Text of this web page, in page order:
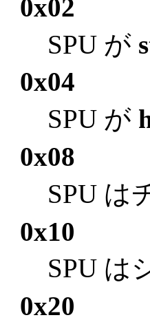
0x02
SPU が
0x04
SPU が
0x08
SPU は
0x10
SPU は
0x20